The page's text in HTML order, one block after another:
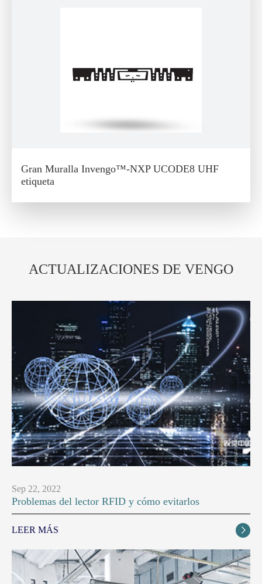
Gran Muralla Invengo™-NXP UCODE8 UHF
etiqueta
ACTUALIZACIONES DE VENGO
Sep 22, 2022
Problemas del lector RFID y cómo evitarlos
LEER MÁS 